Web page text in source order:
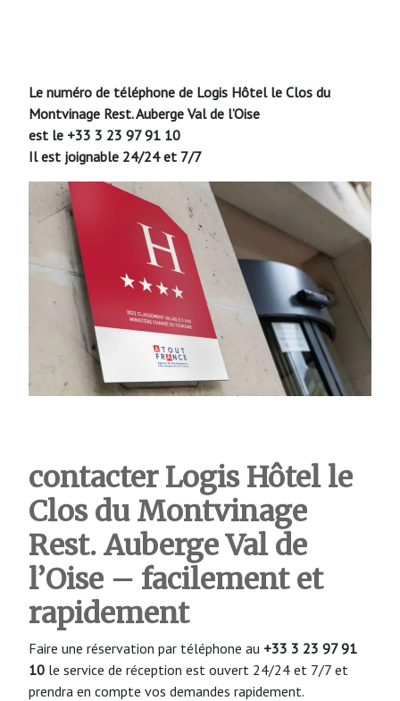
Le numéro de téléphone de Logis Hôtel le Clos du
Montvinage Rest. Auberge Val de l’Oise
est le +33 3 23 97 91 10
Il est joignable 24/24 et 7/7
contacter Logis Hôtel le
Clos du Montvinage
Rest. Auberge Val de
l’Oise – facilement et
rapidement
Faire une réservation par téléphone au +33 3 23 97 91
10 le service de réception est ouvert 24/24 et 7/7 et
prendra en compte vos demandes rapidement.